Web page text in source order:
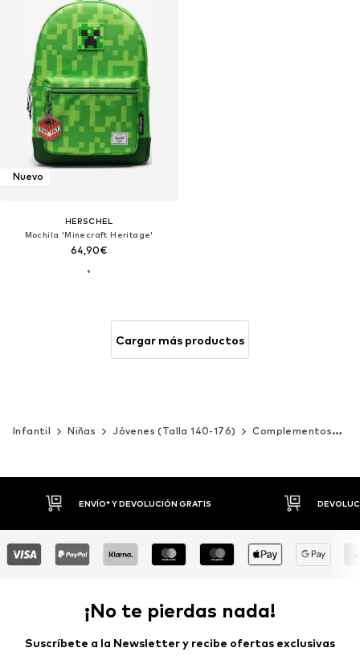
Nuevo
HERSCHEL
Mochila 'Minecraft Heritage'
64,90€
Cargar más productos
Infantil Niñas Jóvenes (Talla 140-176) Complementos
DEVOLUCIONES HASTA 30 DÍAS
¡No te pierdas nada!
Suscríbete a la Newsletter y recibe ofertas exclusivas